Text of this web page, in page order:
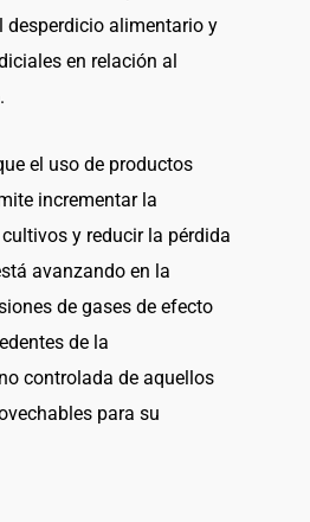
desperdicio alimentario y
en relación al
el uso de productos
incrementar la
y reducir la pérdida
avanzando en la
de gases de efecto
de la
controlada de aquellos
para su